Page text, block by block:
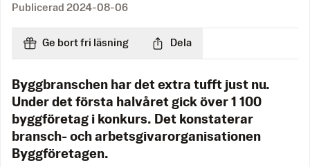
Publicerad 2024-08-06
Ge bort fri läsning Dela
Byggbranschen har det extra tufft just nu.
Under det första halvåret gick över 1 100
byggföretag i konkurs. Det konstaterar
bransch- och arbetsgivarorganisationen
Byggföretagen.